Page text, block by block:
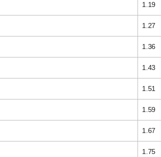
1.19
1.27
1.36
1.43
1.51
1.59
1.67
1.75